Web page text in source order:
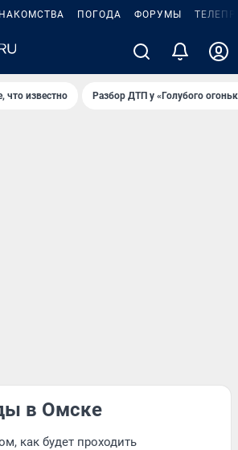
ПОГОДА ФОРУМЫ
что известно Разбор ДТП у «Голубого
в Омске
как будет проходить